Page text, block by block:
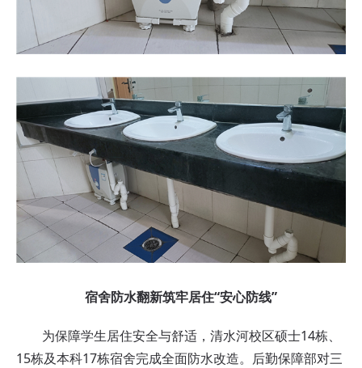
宿舍防水翻新筑牢居住“安心防线”
为保障学生居住安全与舒适，清水河校区硕士14栋、
15栋及本科17栋宿舍完成全面防水改造。后勤保障部对三